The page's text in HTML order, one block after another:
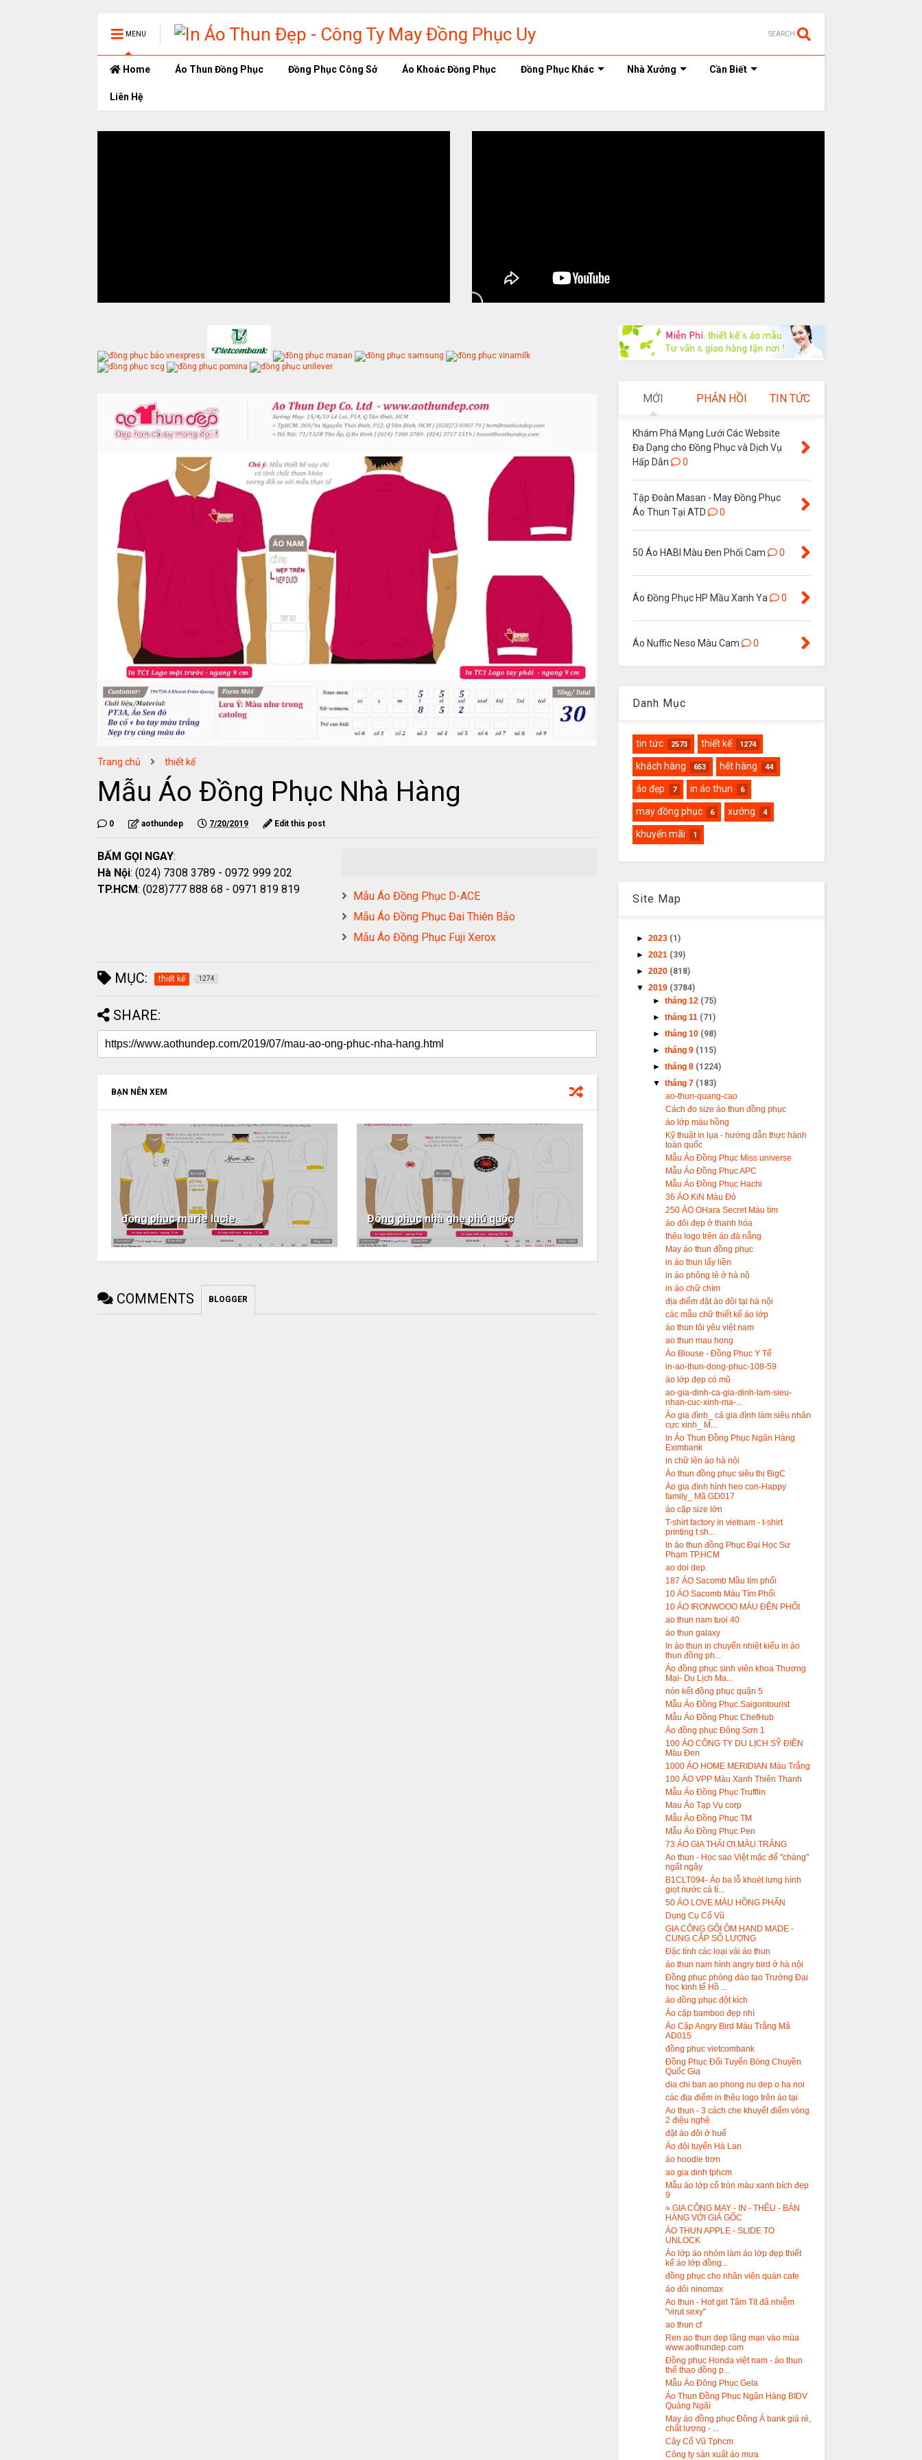
MENU SEARCH
Home Áo Thun Đồng Phục Đồng Phục Công Sở Áo Khoác Đồng Phục Đồng Phục Khác Nhà Xưởng Cần Biết
Liên Hệ
Trang chủ thiết kế
Mẫu Áo Đồng Phục Nhà Hàng
0 aothundep 7/20/2019 Edit this post
BẤM GỌI NGAY:
Hà Nội: (024) 7308 3789 - 0972 999 202
TP.HCM: (028)777 888 68 - 0971 819 819
Mẫu Áo Đồng Phục D-ACE
Mẫu Áo Đồng Phục Đai Thiên Bảo
Mẫu Áo Đồng Phục Fuji Xerox
MỤC: thiết kế 1274
SHARE:
BẠN NÊN XEM
đồng phục marie lucie Đông phục nhà ghẹ phú quốc
COMMENTS BLOGGER
MỚI PHẢN HỒI TIN TỨC
Khám Phá Mạng Lưới Các Website
Đa Dạng cho Đồng Phục và Dịch Vụ
Hấp Dẫn
0
Tập Đoàn Masan - May Đồng Phục
Áo Thun Tại ATD
0
50 Áo HABI Màu Đen Phối Cam 0
Áo Đồng Phục HP Mầu Xanh Ya 0
Áo Nuffic Neso Màu Cam 0
Danh Mục
tin tức 2573 thiết kế 1274
khách hàng 653 hết hàng 44
áo đẹp 7 in áo thun 6
may đồng phục 6 xưởng 4
khuyến mãi 1
Site Map
► 2023 (1)
► 2021 (39)
► 2020 (818)
▼ 2019 (3784)
► tháng 12 (75)
► tháng 11 (71)
► tháng 10 (98)
► tháng 9 (115)
► tháng 8 (1224)
▼ tháng 7 (183)
ao-thun-quang-cao
Cách đo size áo thun đồng phục
áo lớp màu hồng
Kỹ thuật in lụa - hướng dẫn thực hành
toàn quốc
Mẫu Áo Đồng Phục Miss universe
Mẫu Áo Đồng Phục APC
Mẫu Áo Đồng Phục Hachi
36 ÁO KiN Màu Đỏ
250 ÁO OHara Secret Màu tím
áo đôi đẹp ở thanh hóa
thêu logo trên áo đà nẵng
May áo thun đồng phục
in áo thun lấy liền
in áo phông lẻ ở hà nộ
in áo chữ chìm
địa điểm đặt áo đôi tại hà nội
các mẫu chữ thiết kế áo lớp
áo thun tôi yêu việt nam
ao thun mau hong
Áo Blouse - Đồng Phục Y Tế
in-ao-thun-dong-phuc-108-59
áo lớp đẹp có mũ
ao-gia-dinh-ca-gia-dinh-lam-sieu-
nhan-cuc-xinh-ma-...
Áo gia đình_ cả gia đình làm siêu nhân
cực xinh_ M...
In Áo Thun Đồng Phục Ngân Hàng
Eximbank
in chữ lên áo hà nội
Áo thun đồng phục siêu thị BigC
Áo gia đình hình heo con-Happy
family_ Mã GD017
áo cặp size lớn
T-shirt factory in vietnam - t-shirt
printing t sh...
In áo thun đồng Phục Đại Học Sư
Phạm TP.HCM
ao doi dep.
187 ÁO Sacomb Mầu tím phối
10 ÁO Sacomb Màu Tím Phối
10 ÁO IRONWOOO MÀU ĐÊN PHỐI
ao thun nam tuoi 40
áo thun galaxy
In áo thun in chuyển nhiệt kiểu in áo
thun đồng ph...
Áo đồng phục sinh viên khoa Thương
Mại- Du Lịch Ma...
nón kết đồng phục quận 5
Mẫu Áo Đồng Phục Saigontourist
Mẫu Áo Đồng Phục ChefHub
Áo đồng phục Đông Sơn 1
100 ÁO CÔNG TY DU LỊCH SỸ ĐIỀN
Màu Đen
1000 ÁO HOME MERIDIAN Màu Trắng
100 ÁO VPP Màu Xanh Thiên Thanh
Mẫu Áo Đồng Phục Trufflin
Mau Áo Tạp Vụ corp
Mẫu Áo Đồng Phục TM
Mẫu Áo Đồng Phục Pen
73 ÁO GIA THÁI ƠI.MÀU TRẮNG
Ao thun - Học sao Việt mặc để "chàng"
ngất ngây
B1CLT094- Áo ba lỗ khoét lưng hình
giọt nước cá tí...
50 ÁO LOVE MÀU HỒNG PHẤN
Dụng Cụ Cổ Vũ
GIA CÔNG GỐI ÔM HAND MADE -
CUNG CẤP SỐ LƯỢNG
Đặc tính các loại vải áo thun
áo thun nam hình angry bird ở hà nội
Đồng phục phòng đào tạo Trường Đại
học kinh tế Hồ ...
áo đồng phục đột kích
Áo cặp bamboo đẹp nhì
Áo Cặp Angry Bird Màu Trắng Mã
AD015
đồng phục vietcombank
Đồng Phục Đổi Tuyển Bóng Chuyền
Quốc Gia
dia chi ban ao phong nu dep o ha noi
các địa điểm in thêu logo trên áo tại
Ao thun - 3 cách che khuyết điểm vòng
2 điệu nghệ
đặt áo đôi ở huế
Áo đội tuyển Hà Lan
áo hoodie trơn
ao gia dinh tphcm
Mẫu áo lớp cổ tròn màu xanh bích đẹp
9
» GIA CÔNG MAY - IN - THÊU - BÁN
HÀNG VỚI GIÁ GỐC
ÁO THUN APPLE - SLIDE TO
UNLOCK
Áo lớp áo nhóm làm áo lớp đẹp thiết
kế áo lớp đồng...
đồng phục cho nhân viên quán cafe
áo đôi ninomax
Ao thun - Hot girl Tâm Tít đã nhiễm
"virut sexy"
ao thun cf
Ren ao thun dep lãng mạn vào mùa
www.aothundep.com
Đồng phục Honda việt nam - áo thun
thể thao đồng p...
Mẫu Áo Đông Phục Gela
Áo Thun Đồng Phục Ngân Hàng BIDV
Quảng Ngãi
May áo đồng phục Đông Á bank giá rẻ,
chất lượng - ...
Cây Cổ Vũ Tphcm
Công ty sản xuất áo mưa